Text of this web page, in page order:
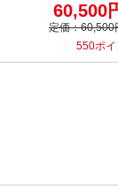
60,500
定価：60,500
550ポ